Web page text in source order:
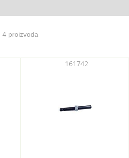
4 proizvoda
161742